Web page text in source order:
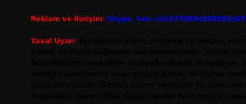
Reklam ve İletişim: Skype: live:.cid.575569c608265c69
Yasal Uyarı: